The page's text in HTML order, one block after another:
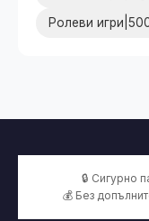
Ролеви
🔒 Сигурно
💰 Без